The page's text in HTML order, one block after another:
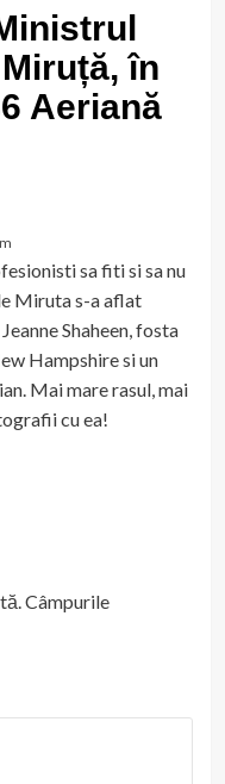
în
Aeriană
sa fiti si sa nu
Miruta s-a aflat
Shaheen, fosta
Hampshire si un
Mai mare rasul, mai
cu ea!
Câmpurile